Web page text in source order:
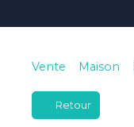
Vente Maison
Retour